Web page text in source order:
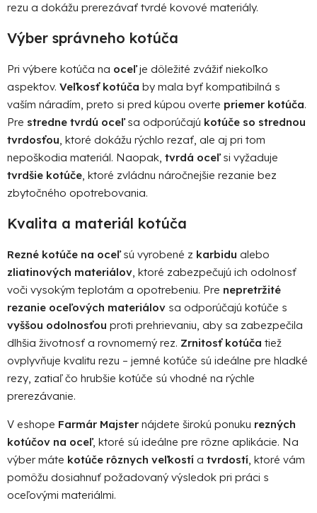
rezu a dokážu prerezávať tvrdé kovové materiály.
Výber správneho kotúča
Pri výbere kotúča na oceľje dôležité zvážiť niekoľko
aspektov. Veľkosť kotúča by mala byť kompatibilná s
vaším náradím, preto si pred kúpou overte priemer kotúča.
Pre stredne tvrdú oceľsa odporúčajú kotúče so strednou
tvrdosťou, ktoré dokážu rýchlo rezať, ale aj pri tom
nepoškodia materiál. Naopak, tvrdá oceľsi vyžaduje
tvrdšie kotúče, ktoré zvládnu náročnejšie rezanie bez
zbytočného opotrebovania.
Kvalita a materiál kotúča
Rezné kotúče na oceľsú vyrobené z karbidu alebo
zliatinových materiálov, ktoré zabezpečujú ich odolnosť
voči vysokým teplotám a opotrebeniu. Pre nepretržité
rezanie oceľových materiálov sa odporúčajú kotúče s
vyššou odolnosťou proti prehrievaniu, aby sa zabezpečila
dlhšia životnosť a rovnomerný rez. Zrnitosť kotúča tiež
ovplyvňuje kvalitu rezu – jemné kotúče sú ideálne pre hladké
rezy, zatiaľ čo hrubšie kotúče sú vhodné na rýchle
prerezávanie.
V eshope Farmár Majster nájdete širokú ponuku rezných
kotúčov na oceľ, ktoré sú ideálne pre rôzne aplikácie. Na
výber máte kotúče rôznych veľkostí a tvrdostí, ktoré vám
pomôžu dosiahnuť požadovaný výsledok pri práci s
oceľovými materiálmi.